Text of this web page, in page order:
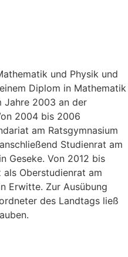
und Physik und
Diplom in Mathematik
Jahre 2003 an der
2004 bis 2006
am Ratsgymnasium
Studienrat am
Geseke. Von 2012 bis
Oberstudienrat am
Erwitte. Zur Ausübung
des Landtags ließ